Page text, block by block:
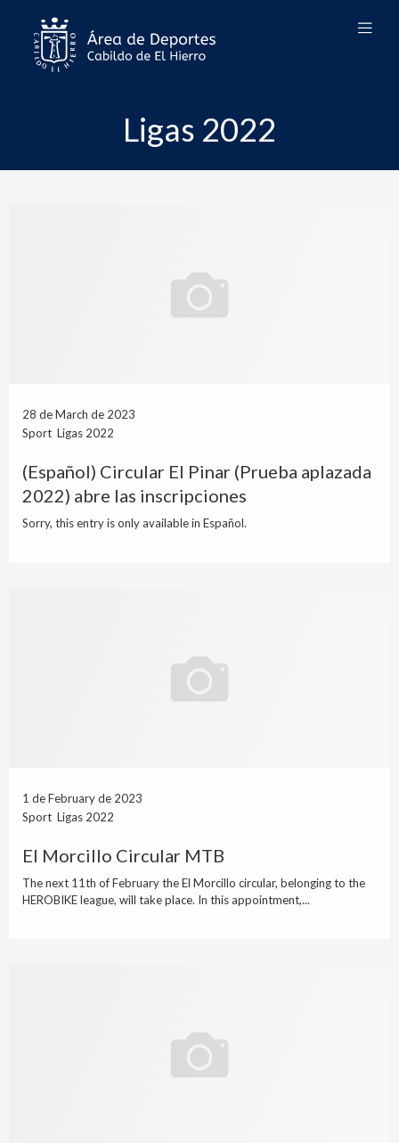
Ligas 2022
28 de March de 2023
Sport Ligas 2022
(Español) Circular El Pinar (Prueba aplazada
2022) abre las inscripciones
Sorry, this entry is only available in Español.
1 de February de 2023
Sport Ligas 2022
El Morcillo Circular MTB
The next 11th of February the El Morcillo circular, belonging to the
HEROBIKE league, will take place. In this appointment,...